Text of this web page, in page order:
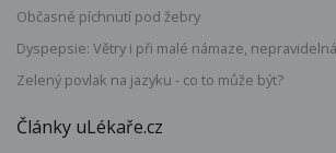
Občasné píchnutí pod žebry
Dyspepsie: Větry i při malé námaze,
Zelený povlak na jazyku - co to může být?
Články uLékaře.cz